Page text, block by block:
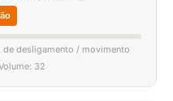
desligamento / movimento
32